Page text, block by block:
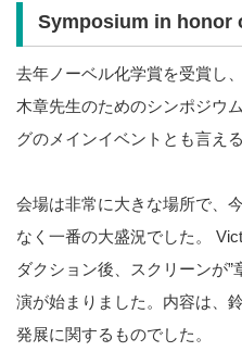
Symposium in honor
去年ノーベル化学賞を受賞し
木章先生のためのシンポジウ
グのメインイベントとも言え
会場は非常に大きな場所で、
なく一番の大盛況でした。
ダクション後、スクリーンが
演が始まりました。内容は、
発展に関するものでした。